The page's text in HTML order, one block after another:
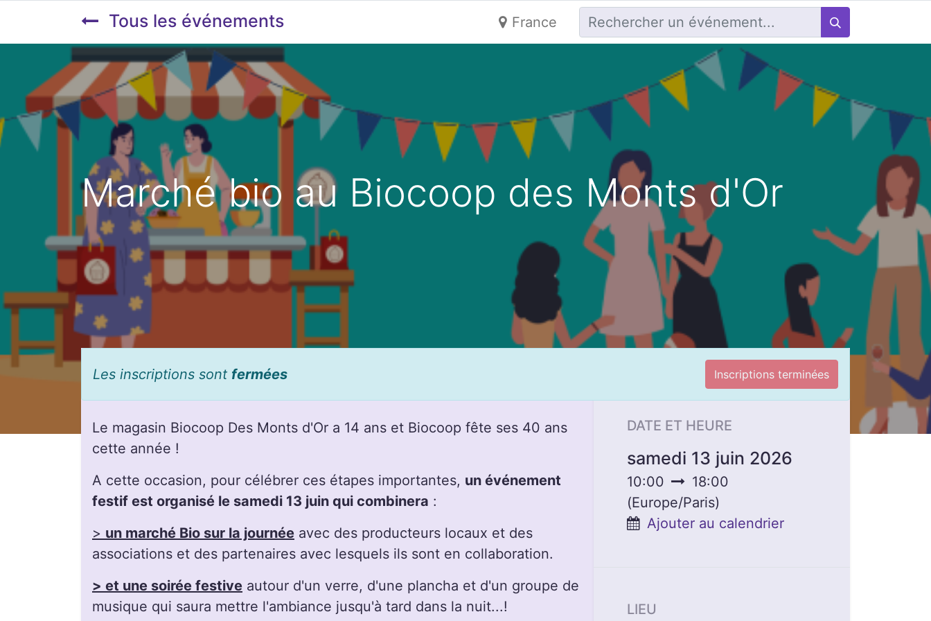
Tous les événements France
Marché bio au Biocoop des Monts d'Or
Les inscriptions sont fermées Inscriptions terminées
Le magasin Biocoop Des Monts d'Or a 14 ans et Biocoop fête ses 40 ans
cette année !
A cette occasion, pour célébrer ces étapes importantes, un événement
festif est organisé le samedi 13 juin qui combinera :
> un marché Bio sur la journée avec des producteurs locaux et des
associations et des partenaires avec lesquels ils sont en collaboration.
> et une soirée festive autour d'un verre, d'une plancha et d'un groupe de
musique qui saura mettre l'ambiance jusqu'à tard dans la nuit...!
DATE ET HEURE
samedi 13 juin 2026
10:00
18:00
(Europe/Paris)
Ajouter au calendrier
LIEU